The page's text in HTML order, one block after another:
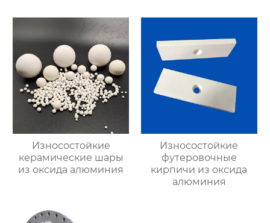
Износостойкие
керамические шары
из оксида алюминия
Износостойкие
футеровочные
кирпичи из оксида
алюминия